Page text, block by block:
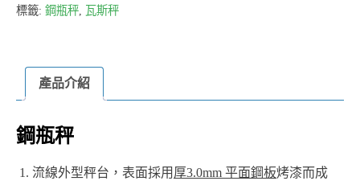
標籤: 鋼瓶秤, 瓦斯秤
產品介紹
鋼瓶秤
流線外型秤台，表面採用 厚3.0mm 平面鋼板烤漆而成